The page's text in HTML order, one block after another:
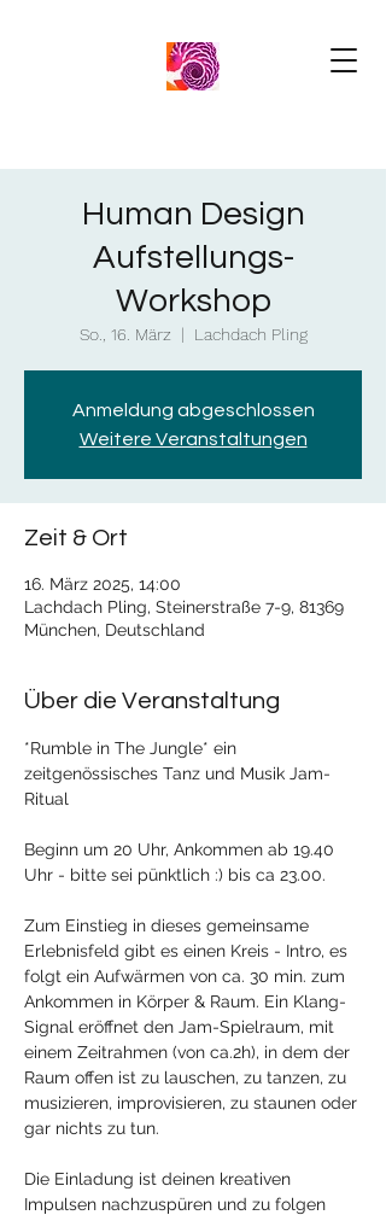
Human Design
Aufstellungs-
Workshop
So., 16. März
  |
Lachdach Pling
Anmeldung abgeschlossen
Weitere Veranstaltungen
Zeit & Ort
16. März 2025, 14:00
Lachdach Pling, Steinerstraße 7-9, 81369
München, Deutschland
Über die Veranstaltung
*Rumble in The Jungle* ein
zeitgenössisches Tanz und Musik Jam-
Ritual
Beginn um 20 Uhr, Ankommen ab 19.40
Uhr - bitte sei pünktlich :) bis ca 23.00.
Zum Einstieg in dieses gemeinsame
Erlebnisfeld gibt es einen Kreis - Intro, es
folgt ein Aufwärmen von ca. 30 min. zum
Ankommen in Körper & Raum. Ein Klang-
Signal eröffnet den Jam-Spielraum, mit
einem Zeitrahmen (von ca.2h), in dem der
Raum offen ist zu lauschen, zu tanzen, zu
musizieren, improvisieren, zu staunen oder
gar nichts zu tun.
Die Einladung ist deinen kreativen
Impulsen nachzuspüren und zu folgen